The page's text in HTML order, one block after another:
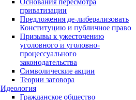
Основания пересмотра
приватизации
Предложения де-либерализовать
Конституцию и публичное право
Призывы к ужесточению
уголовного и уголовно-
процессуального
законодательства
Символические акции
Теории заговора
Идеология
Гражданское общество